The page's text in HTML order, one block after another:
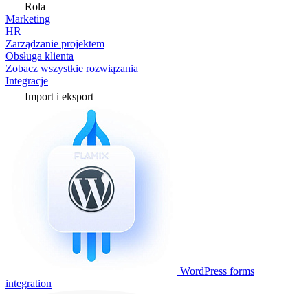
Rola
Marketing
HR
Zarządzanie projektem
Obsługa klienta
Zobacz wszystkie rozwiązania
Integracje
Import i eksport
WordPress forms
integration